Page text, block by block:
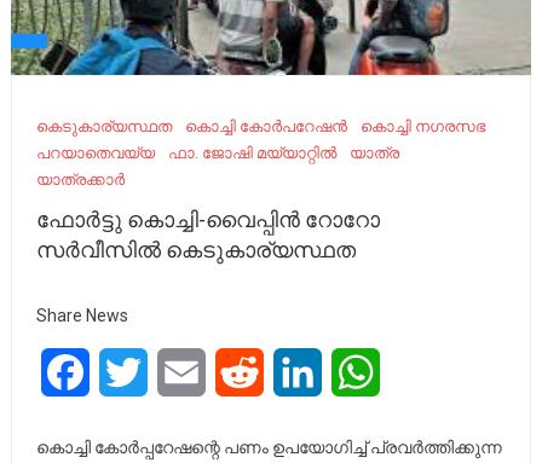
കെടുകാര്യസ്ഥത കൊച്ചി കോർപറേഷൻ
കൊച്ചി നഗരസഭ
പറയാതെവയ്യ
ഫാ. ജോഷി മയ്യാറ്റിൽ
യാത്ര
യാത്രക്കാർ
ഫോർട്ടു കൊച്ചി-വൈപ്പിൻ റോറോ
സർവീസിൽ കെടുകാര്യസ്ഥത
Share News
FacebookTwitter Email Reddit LinkedIn
കൊച്ചി കോർപ്പറേഷന്റെ പണം ഉപയോഗിച്ച് പ്രവർത്തിക്കുന്ന